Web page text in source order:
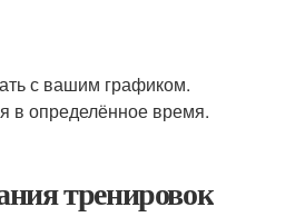
с вашим графиком.
в определённое время.
тренировок